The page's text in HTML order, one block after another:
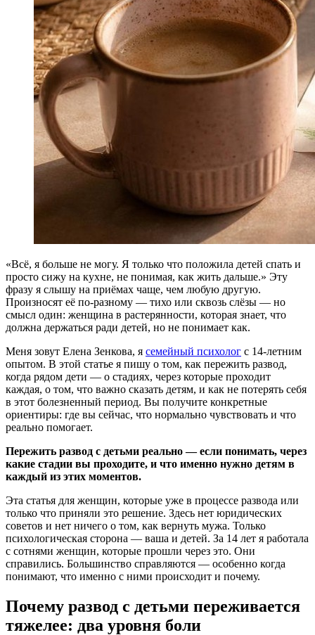
«Всё, я больше не могу. Я только что положила детей спать и
просто сижу на кухне, не понимая, как жить дальше.» Эту
фразу я слышу на приёмах чаще, чем любую другую.
Произносят её по-разному — тихо или сквозь слёзы — но
смысл один: женщина в растерянности, которая знает, что
должна держаться ради детей, но не понимает как.
Меня зовут Елена Зенкова, я семейный психолог с 14-летним
опытом. В этой статье я пишу о том, как пережить развод,
когда рядом дети — о стадиях, через которые проходит
каждая, о том, что важно сказать детям, и как не потерять себя
в этот болезненный период. Вы получите конкретные
ориентиры: где вы сейчас, что нормально чувствовать и что
реально помогает.
Пережить развод с детьми реально — если понимать, через
какие стадии вы проходите, и что именно нужно детям в
каждый из этих моментов.
Эта статья для женщин, которые уже в процессе развода или
только что приняли это решение. Здесь нет юридических
советов и нет ничего о том, как вернуть мужа. Только
психологическая сторона — ваша и детей. За 14 лет я работала
с сотнями женщин, которые прошли через это. Они
справились. Большинство справляются — особенно когда
понимают, что именно с ними происходит и почему.
Почему развод с детьми переживается
тяжелее: два уровня боли